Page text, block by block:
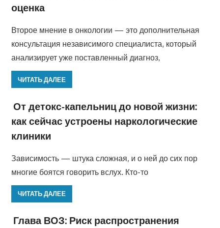
оценка
Второе мнение в онкологии — это дополнительная
консультация независимого специалиста, который
анализирует уже поставленный диагноз,
ЧИТАТЬ ДАЛЕЕ
От детокс-капельниц до новой жизни:
как сейчас устроены наркологические
клиники
Зависимость — штука сложная, и о ней до сих пор
многие боятся говорить вслух. Кто-то
ЧИТАТЬ ДАЛЕЕ
Глава ВОЗ: Риск распространения